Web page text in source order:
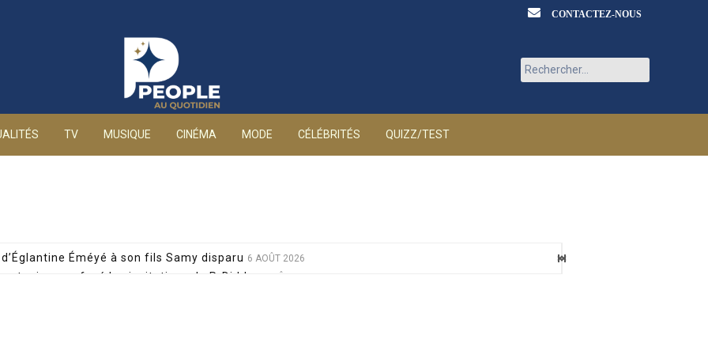
CONTACTEZ-NOUS
People au quotidien
Rechercher :
TV MUSIQUE CINÉMA MODE CÉLÉBRITÉS QUIZZ/TEST
Éméyé à son fils Samy disparu 6 AOÛT 2026
a toujours refusé les invitations de P. Diddy